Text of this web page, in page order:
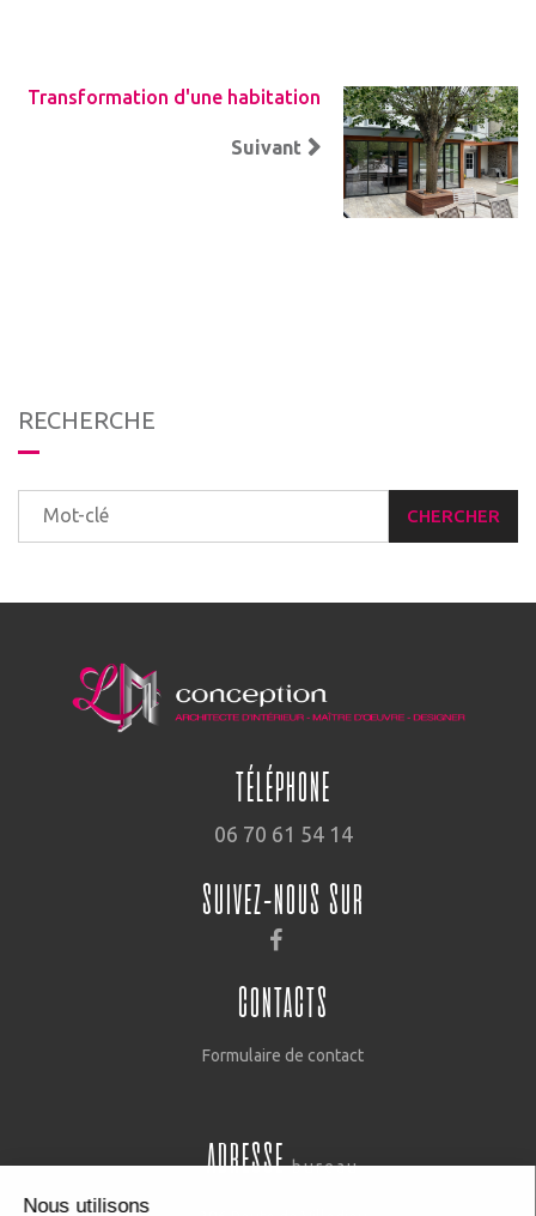
Transformation d'une habitation
Suivant
RECHERCHE
TÉLÉPHONE
06 70 61 54 14
SUIVEZ-NOUS SUR
CONTACTS
Formulaire de contact
ADRESSEbureau